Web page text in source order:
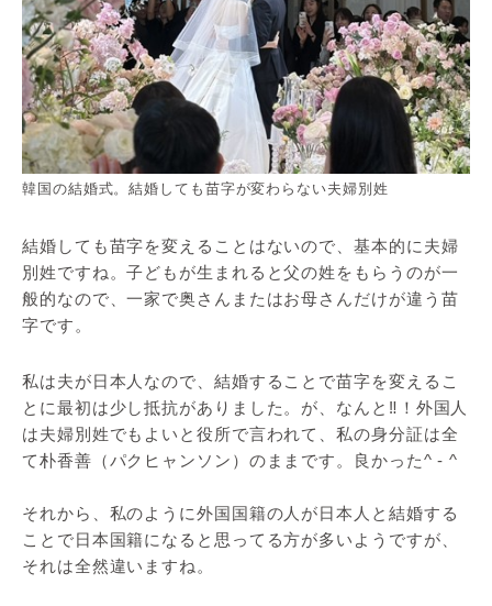
韓国の結婚式。結婚しても苗字が変わらない夫婦別姓
結婚しても苗字を変えることはないので、基本的に夫婦
別姓ですね。子どもが生まれると父の姓をもらうのが一
般的なので、一家で奥さんまたはお母さんだけが違う苗
字です。
私は夫が日本人なので、結婚することで苗字を変えるこ
とに最初は少し抵抗がありました。が、なんと‼！外国人
は夫婦別姓でもよいと役所で言われて、私の身分証は全
て朴香善（パクヒャンソン）のままです。良かった^ - ^
それから、私のように外国国籍の人が日本人と結婚する
ことで日本国籍になると思ってる方が多いようですが、
それは全然違いますね。